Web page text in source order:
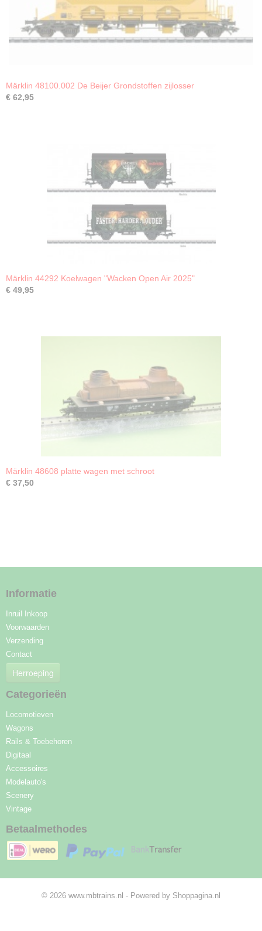
Märklin 48100.002 De Beijer Grondstoffen zijlosser
€ 62,95
Märklin 44292 Koelwagen "Wacken Open Air 2025"
€ 49,95
Märklin 48608 platte wagen met schroot
€ 37,50
Informatie
Inruil Inkoop
Voorwaarden
Verzending
Contact
Herroeping
Categorieën
Locomotieven
Wagons
Rails & Toebehoren
Digitaal
Accessoires
Modelauto's
Scenery
Vintage
Betaalmethodes
© 2026 www.mbtrains.nl - Powered by Shoppagina.nl